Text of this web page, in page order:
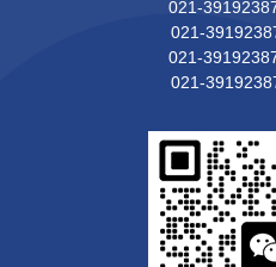
021-
021-
021-
021-